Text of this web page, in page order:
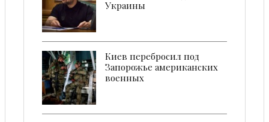
Украины
Киев перебросил под
Запорожье американских
военных